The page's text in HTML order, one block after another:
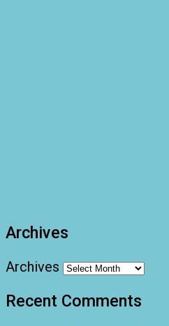
Archives
Archives
Recent Comments